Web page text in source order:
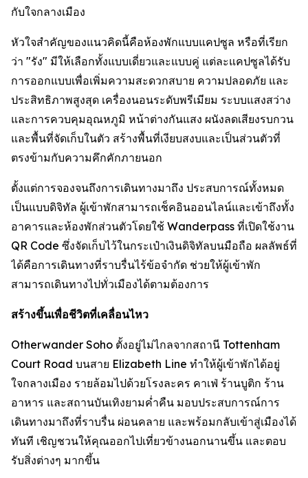
กับใจกลางเมือง
หัวใจสำคัญของแนวคิดนี้คือห้องพักแบบแคปซูล หรือที่เรียก
ว่า "รัง" มีให้เลือกทั้งแบบเดี่ยวและแบบคู่ แต่ละแคปซูลได้รับ
การออกแบบเพื่อเพิ่มความสะดวกสบาย ความปลอดภัย และ
ประสิทธิภาพสูงสุด เครื่องนอนระดับพรีเมียม ระบบแสงสว่าง
และการควบคุมอุณหภูมิ หน้าต่างกันแสง ผนังลดเสียงรบกวน
และพื้นที่จัดเก็บในตัว สร้างพื้นที่เงียบสงบและเป็นส่วนตัวที่
ตรงข้ามกับความคึกคักภายนอก
ตั้งแต่การจองจนถึงการเดินทางมาถึง ประสบการณ์ทั้งหมด
เป็นแบบดิจิทัล ผู้เข้าพักสามารถเช็คอินออนไลน์และเข้าถึงทั้ง
อาคารและห้องพักส่วนตัวโดยใช้ Wanderpass ที่เปิดใช้งาน
QR Code ซึ่งจัดเก็บไว้ในกระเป๋าเงินดิจิทัลบนมือถือ ผลลัพธ์ที่
ได้คือการเดินทางที่ราบรื่นไร้ข้อจำกัด ช่วยให้ผู้เข้าพัก
สามารถเดินทางไปทั่วเมืองได้ตามต้องการ
สร้างขึ้นเพื่อชีวิตที่เคลื่อนไหว
Otherwander Soho ตั้งอยู่ไม่ไกลจากสถานี Tottenham
Court Road บนสาย Elizabeth Line ทำให้ผู้เข้าพักได้อยู่
ใจกลางเมือง รายล้อมไปด้วยโรงละคร คาเฟ่ ร้านบูติก ร้าน
อาหาร และสถานบันเทิงยามค่ำคืน มอบประสบการณ์การ
เดินทางมาถึงที่ราบรื่น ผ่อนคลาย และพร้อมกลับเข้าสู่เมืองได้
ทันที เชิญชวนให้คุณออกไปเที่ยวข้างนอกนานขึ้น และตอบ
รับสิ่งต่างๆ มากขึ้น